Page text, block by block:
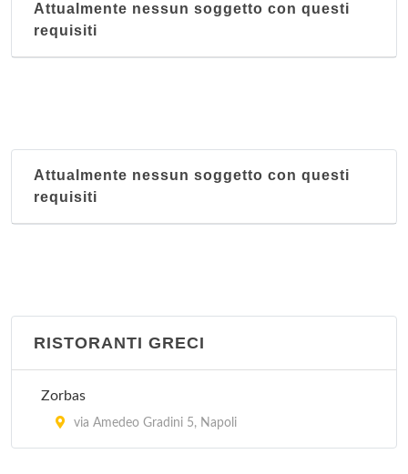
Attualmente nessun soggetto con questi
requisiti
Attualmente nessun soggetto con questi
requisiti
RISTORANTI GRECI
Zorbas
via Amedeo Gradini 5, Napoli